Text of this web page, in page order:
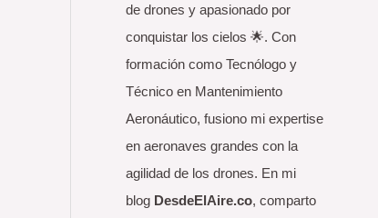
de drones y apasionado por
conquistar los cielos 🌟. Con
formación como Tecnólogo y
Técnico en Mantenimiento
Aeronáutico, fusiono mi expertise
en aeronaves grandes con la
agilidad de los drones. En mi
blog DesdeElAire.co, comparto